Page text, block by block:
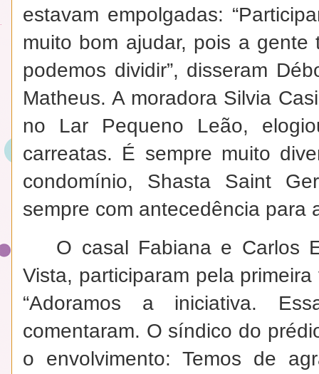
estavam empolgadas:
muito bom ajudar, pois a
podemos dividir”, disseram
Matheus. A moradora Silvia
no Lar Pequeno Leão,
carreatas. É sempre muito
condomínio, Shasta Saint
sempre com antecedência para
O casal Fabiana e Carlos
Vista, participaram pela
“Adoramos a iniciativa.
comentaram. O síndico do
o envolvimento: Temos de